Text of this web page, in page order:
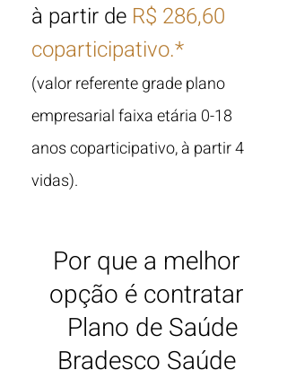
à partir de R$ 286,60
coparticipativo.*
(valor referente grade plano
empresarial faixa etária 0-18
anos coparticipativo, à partir 4
vidas).
Por que a melhor
opção é contratar
Plano de Saúde
Bradesco Saúde